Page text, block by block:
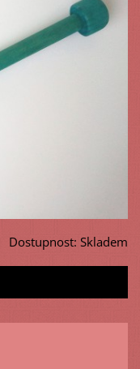
Dostupnost: Skladem